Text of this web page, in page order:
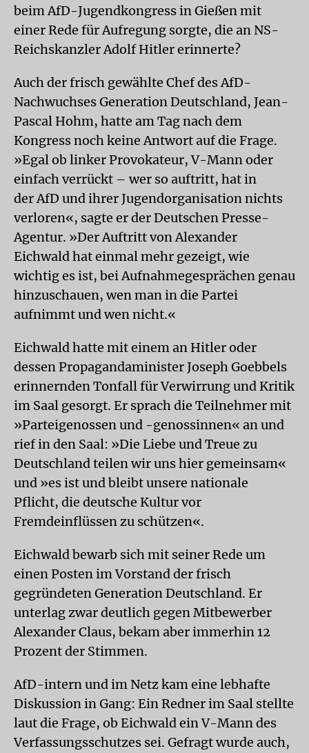
beim AfD-Jugendkongress in Gießen mit
einer Rede für Aufregung sorgte, die an NS-
Reichskanzler Adolf Hitler erinnerte?
Auch der frisch gewählte Chef des AfD-
Nachwuchses Generation Deutschland, Jean-
Pascal Hohm, hatte am Tag nach dem
Kongress noch keine Antwort auf die Frage.
»Egal ob linker Provokateur, V-Mann oder
einfach verrückt – wer so auftritt, hat in
der AfD und ihrer Jugendorganisation nichts
verloren«, sagte er der Deutschen Presse-
Agentur. »Der Auftritt von Alexander
Eichwald hat einmal mehr gezeigt, wie
wichtig es ist, bei Aufnahmegesprächen genau
hinzuschauen, wen man in die Partei
aufnimmt und wen nicht.«
Eichwald hatte mit einem an Hitler oder
dessen Propagandaminister Joseph Goebbels
erinnernden Tonfall für Verwirrung und Kritik
im Saal gesorgt. Er sprach die Teilnehmer mit
»Parteigenossen und -genossinnen« an und
rief in den Saal: »Die Liebe und Treue zu
Deutschland teilen wir uns hier gemeinsam«
und »es ist und bleibt unsere nationale
Pflicht, die deutsche Kultur vor
Fremdeinflüssen zu schützen«.
Eichwald bewarb sich mit seiner Rede um
einen Posten im Vorstand der frisch
gegründeten Generation Deutschland. Er
unterlag zwar deutlich gegen Mitbewerber
Alexander Claus, bekam aber immerhin 12
Prozent der Stimmen.
AfD-intern und im Netz kam eine lebhafte
Diskussion in Gang: Ein Redner im Saal stellte
laut die Frage, ob Eichwald ein V-Mann des
Verfassungsschutzes sei. Gefragt wurde auch,